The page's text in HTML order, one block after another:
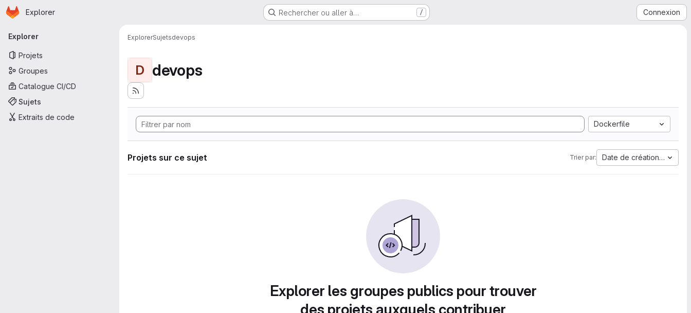
Passer au contenu principal
Page d'accueil
Explorer Rechercher ou aller à… / Connexion
Navigation principale
Explorer
Projets
Groupes
Catalogue CI/CD
Sujets
Extraits de code
ExplorerSujetsdevops
D devops
Dockerfile
Projets sur ce sujet Trier par: Date de création la plus
Explorer les groupes publics pour trouver
des projets auxquels contribuer